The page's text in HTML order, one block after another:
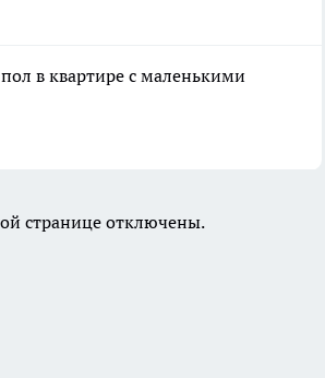
в квартире с маленькими
странице отключены.